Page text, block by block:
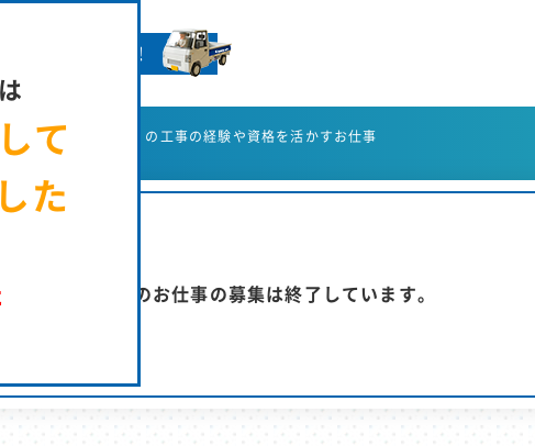
やさんへ就GO！
て
た
サイト ホーム の工事の経験や資格を活かすお仕事
この工事のお仕事の募集は終了しています。